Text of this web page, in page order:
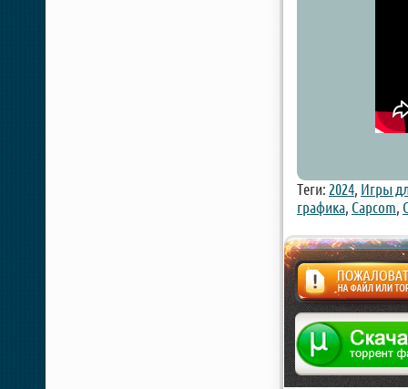
Теги: 2024, Игры
графика, Capcom,
Жалоба